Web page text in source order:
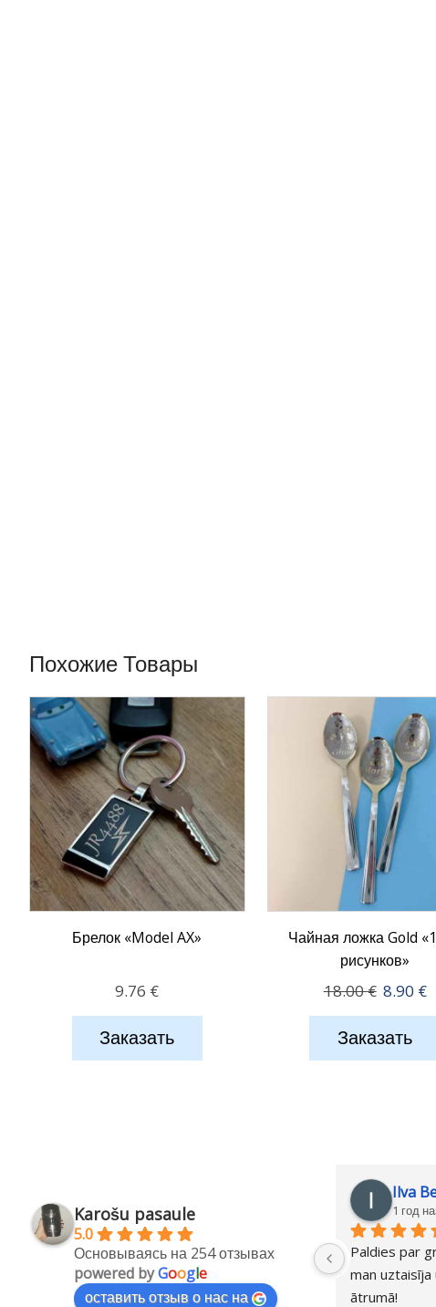
Похожие Товары
Брелок «Model AX»
9.76 €
Заказать
Чайная ложка Gold
рисунков»
18.00€
цена
18.00 €.
8.90 €
Заказать
Karošu pasaule
5.0
Основываясь на 254 отзывах
powered byGoogle
оставить отзыв о нас на
Ilva
1 год
Paldies par
man uztaisīja
ātrumā!